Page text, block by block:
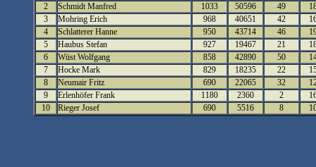
2
Schmidt Manfred 1033 50596 49
3
Mohring Erich 968 40651 42
4
Schlatterer Hanne 950 43714 46
5
Haubus Stefan 927 19467 21
6
Wüst Wolfgang 858 42890 50
7
Hocke Mark 829 18235 22
8
Neumair Fritz 690 22065 32
9
Erlenhöfer Frank 1180 2360 2
10
Rieger Josef 690 5516 8